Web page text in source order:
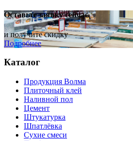
Оставьте заявку сейчас
и получите скидку
Подробнее
Каталог
Продукция Волма
Плиточный клей
Наливной пол
Цемент
Штукатурка
Шпатлёвка
Сухие смеси